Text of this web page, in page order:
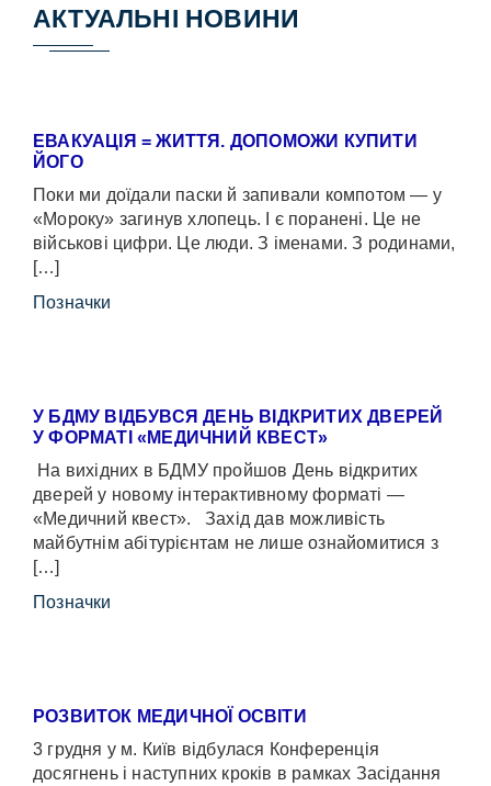
АКТУАЛЬНІ НОВИНИ
ЕВАКУАЦІЯ = ЖИТТЯ. ДОПОМОЖИ КУПИТИ
ЙОГО
Поки ми доїдали паски й запивали компотом — у
«Мороку» загинув хлопець. І є поранені. Це не
військові цифри. Це люди. З іменами. З родинами,
[…]
Позначки
У БДМУ ВІДБУВСЯ ДЕНЬ ВІДКРИТИХ ДВЕРЕЙ
У ФОРМАТІ «МЕДИЧНИЙ КВЕСТ»
На вихідних в БДМУ пройшов День відкритих
дверей у новому інтерактивному форматі —
«Медичний квест». Захід дав можливість
майбутнім абітурієнтам не лише ознайомитися з
[…]
Позначки
РОЗВИТОК МЕДИЧНОЇ ОСВІТИ
3 грудня у м. Київ відбулася Конференція
досягнень і наступних кроків в рамках Засідання